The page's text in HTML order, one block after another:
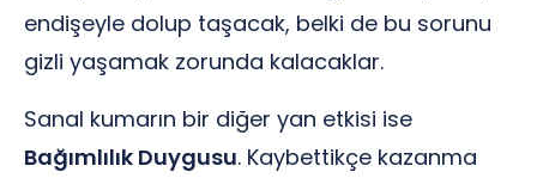
endişeyle dolup taşacak, belki de bu sorunu
gizli yaşamak zorunda kalacaklar.
Sanal kumarın bir diğer yan etkisi ise
Bağımlılık Duygusu. Kaybettikçe kazanma